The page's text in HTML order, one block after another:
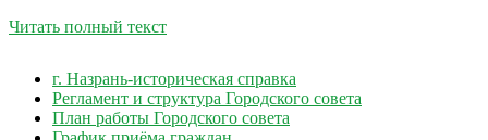
Читать полный текст
г. Назрань-историческая справка
Регламент и структура Городского совета
План работы Городского совета